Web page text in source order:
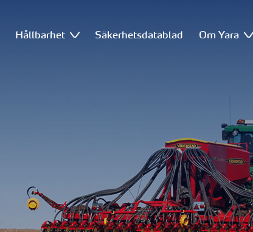
Hållbarhet Säkerhetsdatablad Om Yara